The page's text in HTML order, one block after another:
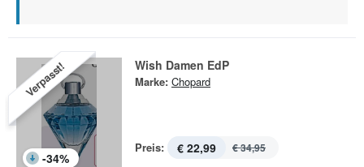
Verpasst!
-34%
Wish Damen EdP
Marke: Chopard
Preis: € 22,99 € 34,95